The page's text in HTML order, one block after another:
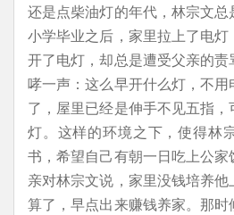
还是点柴油灯的年代，林宗文总
小学毕业之后，家里拉上了电
开了电灯，却总是遭受父亲的
哮一声：这么早开什么灯，不
了，屋里已经是伸手不见五指
灯。这样的环境之下，使得林
书，希望自己有朝一日吃上公
亲对林宗文说，家里没钱培养
算了，早点出来赚钱养家。那时